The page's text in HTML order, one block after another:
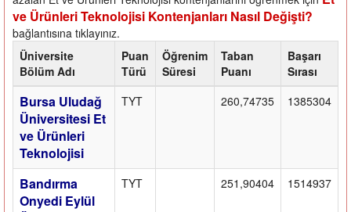
ve Ürünleri Teknolojisi Kontenjanları Nasıl Değişti?
bağlantısına tıklayınız.
Üniversite
Bölüm Adı
Puan
Türü
Öğrenim
Süresi
Taban
Puanı
Başarı
Sırası
Bursa Uludağ
Üniversitesi Et
ve Ürünleri
Teknolojisi
TYT 260,74735 1385304
Bandırma
Onyedi Eylül
TYT 251,90404 1514937